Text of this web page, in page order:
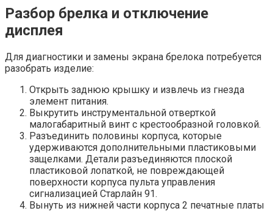
Разбор брелка и отключение
дисплея
Для диагностики и замены экрана брелока потребуется
разобрать изделие:
Открыть заднюю крышку и извлечь из гнезда
элемент питания.
Выкрутить инструментальной отверткой
малогабаритный винт с крестообразной головкой.
Разъединить половины корпуса, которые
удерживаются дополнительными пластиковыми
защелками. Детали разъединяются плоской
пластиковой лопаткой, не повреждающей
поверхности корпуса пульта управления
сигнализацией Старлайн 91.
Вынуть из нижней части корпуса 2 печатные платы